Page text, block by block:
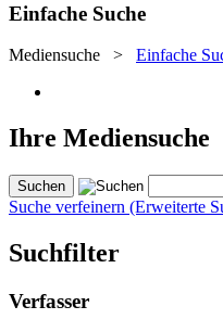
Einfache Suche
Mediensuche > Einfache
Ihre Mediensuche
Suche verfeinern (Erweiterte
Suchfilter
Verfasser